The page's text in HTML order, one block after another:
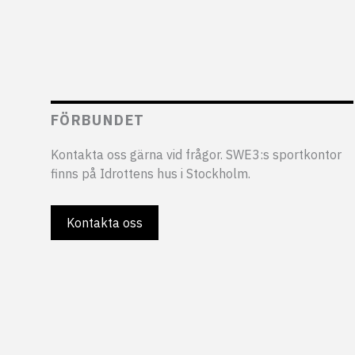
FÖRBUNDET
Kontakta oss gärna vid frågor. SWE3:s sportkontor
finns på Idrottens hus i Stockholm.
Kontakta oss